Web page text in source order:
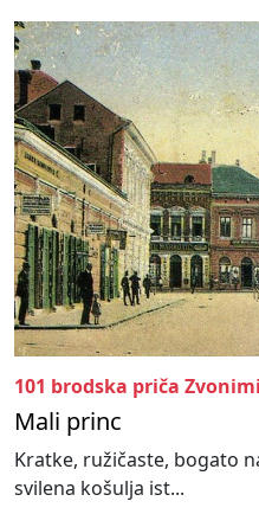
101 brodska priča
Mali princ
Kratke, ružičaste, bogato
svilena košulja ist...